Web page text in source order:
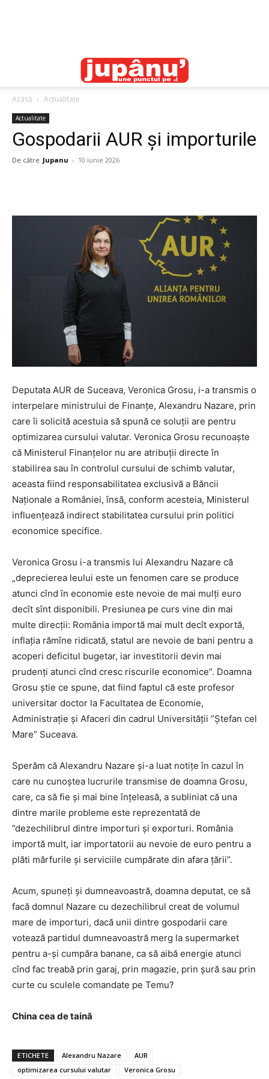
Acasă Actualitate
Actualitate
Gospodarii AUR și importurile
De către Jupanu - 10 iunie 2026
Deputata AUR de Suceava, Veronica Grosu, i-a transmis o
interpelare ministrului de Finanțe, Alexandru Nazare, prin
care îi solicită acestuia să spună ce soluții are pentru
optimizarea cursului valutar. Veronica Grosu recunoaște
că Ministerul Finanțelor nu are atribuții directe în
stabilirea sau în controlul cursului de schimb valutar,
aceasta fiind responsabilitatea exclusivă a Băncii
Naționale a României, însă, conform acesteia, Ministerul
influențează indirect stabilitatea cursului prin politici
economice specifice.
Veronica Grosu i-a transmis lui Alexandru Nazare că
„deprecierea leului este un fenomen care se produce
atunci cînd în economie este nevoie de mai mulți euro
decît sînt disponibili. Presiunea pe curs vine din mai
multe direcții: România importă mai mult decît exportă,
inflația rămîne ridicată, statul are nevoie de bani pentru a
acoperi deficitul bugetar, iar investitorii devin mai
prudenți atunci cînd cresc riscurile economice”. Doamna
Grosu știe ce spune, dat fiind faptul că este profesor
universitar doctor la Facultatea de Economie,
Administrație și Afaceri din cadrul Universității ”Ștefan cel
Mare” Suceava.
Sperăm că Alexandru Nazare și-a luat notițe în cazul în
care nu cunoștea lucrurile transmise de doamna Grosu,
care, ca să fie și mai bine înțeleasă, a subliniat că una
dintre marile probleme este reprezentată de
”dezechilibrul dintre importuri și exporturi. România
importă mult, iar importatorii au nevoie de euro pentru a
plăti mărfurile și serviciile cumpărate din afara țării”.
Acum, spuneți și dumneavoastră, doamna deputat, ce să
facă domnul Nazare cu dezechilibrul creat de volumul
mare de importuri, dacă unii dintre gospodarii care
votează partidul dumneavoastră merg la supermarket
pentru a-și cumpăra banane, ca să aibă energie atunci
cînd fac treabă prin garaj, prin magazie, prin șură sau prin
curte cu sculele comandate pe Temu?
China cea de taină
ETICHETE Alexandru Nazare
AUR
optimizarea cursului valutar
Veronica Grosu